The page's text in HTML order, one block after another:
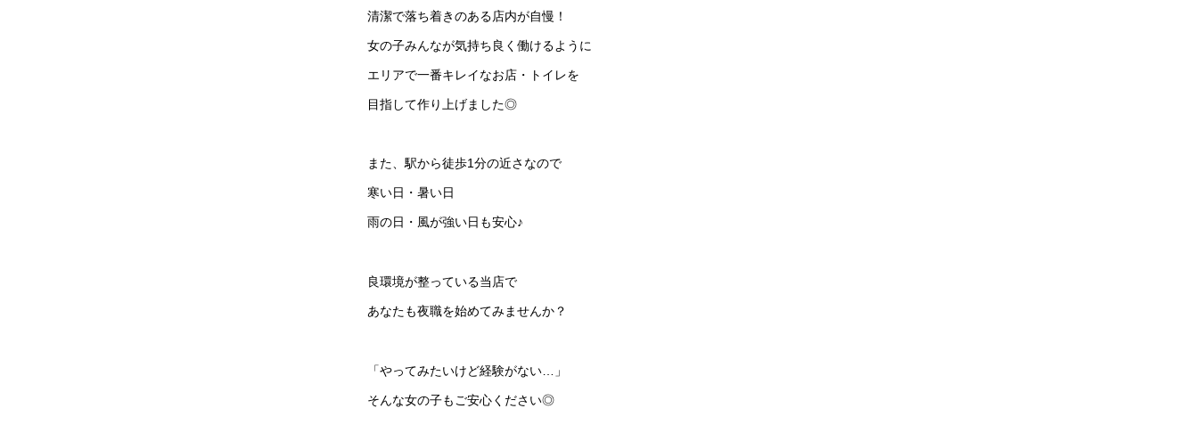
清潔で落ち着きのある店内が自慢！
女の子みんなが気持ち良く働けるように
エリアで一番キレイなお店・トイレを
目指して作り上げました◎
また、駅から徒歩1分の近さなので
寒い日・暑い日
雨の日・風が強い日も安心♪
良環境が整っている当店で
あなたも夜職を始めてみませんか？
「やってみたいけど経験がない…」
そんな女の子もご安心ください◎